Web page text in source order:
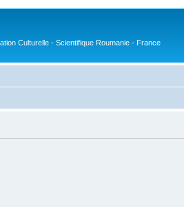
Culturelle - Scientifique Roumanie - France